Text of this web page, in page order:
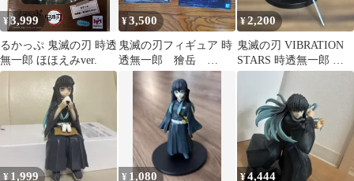
¥3,999
るかっぷ 鬼滅の刃 時透
無一郎 ほほえみver.
¥3,500
鬼滅の刃フィギュア 時
透無一郎 獪岳
VIBRATION STARS2種
セット
¥2,200
鬼滅の刃 VIBRATION
STARS 時透無一郎 フ
ィギュア
¥ 1,999 ¥ 1,080 ¥4,444